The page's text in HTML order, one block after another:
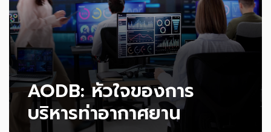
AODB: หัวใจของการ
บริหารท่าอากาศยาน